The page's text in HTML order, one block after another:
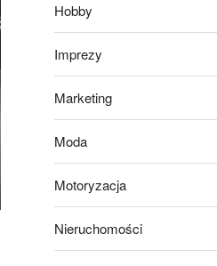
Hobby
Imprezy
Marketing
Moda
Motoryzacja
Nieruchomości